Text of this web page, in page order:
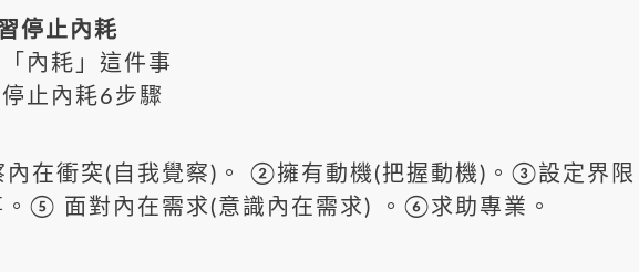
停止內耗
內耗」這件事
止內耗6步驟
在衝突(自我覺察)。 ②擁有動機(把握動機)。③設定界
。⑤ 面對內在需求(意識內在需求) 。⑥求助專業。